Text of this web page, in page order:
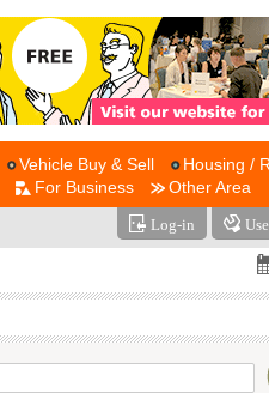
Vehicle Buy & Sell Housing /
For Business Other Area
Log-in